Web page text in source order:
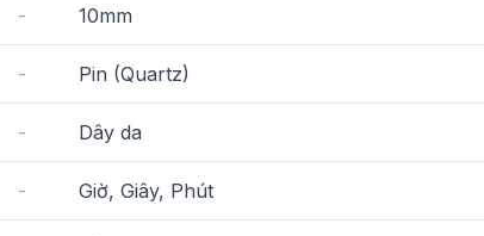
- 10mm
- Pin (Quartz)
- Dây da
- Giờ, Giây, Phút